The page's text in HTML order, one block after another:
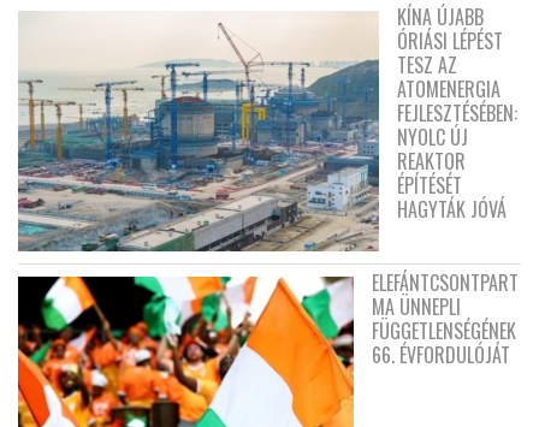
KÍNA ÚJABB
ÓRIÁSI LÉPÉST
TESZ AZ
ATOMENERGIA
FEJLESZTÉSÉBEN:
NYOLC ÚJ
REAKTOR
ÉPÍTÉSÉT
HAGYTÁK JÓVÁ
ELEFÁNTCSONTPART
MA ÜNNEPLI
FÜGGETLENSÉGÉNEK
66. ÉVFORDULÓJÁT